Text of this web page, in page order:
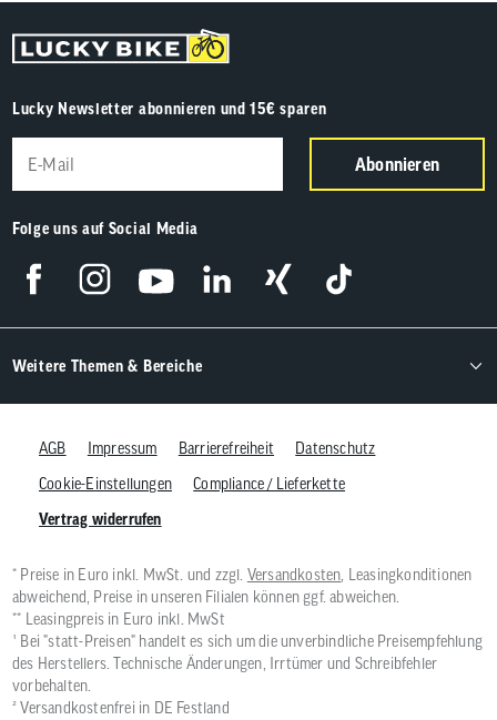
Lucky Newsletter abonnieren und 15€ sparen
Abonnieren
Folge uns auf Social Media
Weitere Themen & Bereiche
AGB Impressum Barrierefreiheit
Datenschutz
Cookie-Einstellungen
Compliance / Lieferkette
Vertrag widerrufen
* Preise in Euro inkl. MwSt. und zzgl. Versandkosten, Leasingkonditionen
abweichend, Preise in unseren Filialen können ggf. abweichen.
** Leasingpreis in Euro inkl. MwSt
¹ Bei "statt-Preisen" handelt es sich um die unverbindliche Preisempfehlung
des Herstellers. Technische Änderungen, Irrtümer und Schreibfehler
vorbehalten.
² Versandkostenfrei in DE Festland